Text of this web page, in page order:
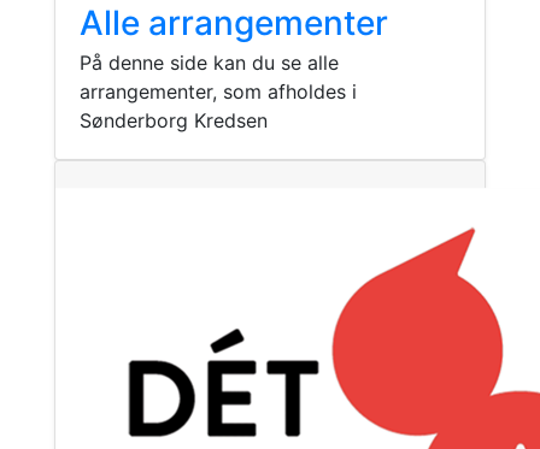
Alle arrangementer
På denne side kan du se alle
arrangementer, som afholdes i
Sønderborg Kredsen